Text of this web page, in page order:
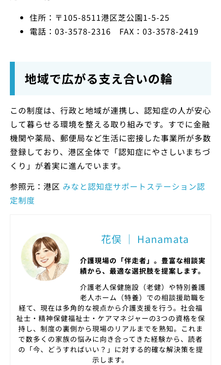
住所：〒105-8511港区芝公園1-5-25
電話：03-3578-2316 FAX：03-3578-2419
地域で広がる支え合いの輪
この制度は、行政と地域が連携し、認知症の人が安心
して暮らせる環境を整える取り組みです。すでに金融
機関や薬局、郵便局など生活に密接した事業所が多数
登録しており、港区全体で「認知症にやさしいまちづ
くり」が着実に進んでいます。
参照元：港区 みなと認知症サポートステーション認
定制度
花俣 ｜ Hanamata
介護現場の「伴走者」。豊富な相談実
績から、最適な選択肢を提案します。
介護老人保健施設（老健）や特別養護
老人ホーム（特養）での相談援助職を
経て、現在は多角的な視点から介護支援を行う。社会福
祉士・精神保健福祉士・ケアマネジャーの3つの資格を保
持し、制度の裏側から現場のリアルまでを熟知。これま
で数多くの家族の悩みに向き合ってきた経験から、読者
の「今、どうすればいい？」に対する的確な解決策を提
示します。